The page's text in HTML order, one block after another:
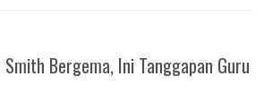
Bergema, Ini Tanggapan Guru